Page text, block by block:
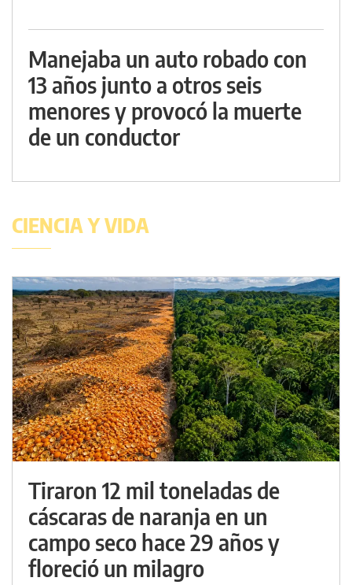
Manejaba un auto robado con
13 años junto a otros seis
menores y provocó la muerte
de un conductor
CIENCIA Y VIDA
Tiraron 12 mil toneladas de
cáscaras de naranja en un
campo seco hace 29 años y
floreció un milagro